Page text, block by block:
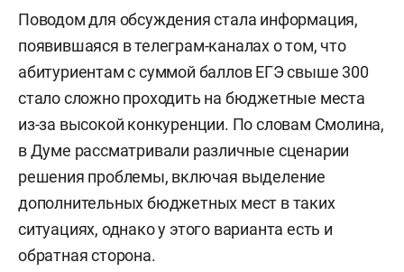
Поводом для обсуждения стала информация,
появившаяся в телеграм-каналах о том, что
абитуриентам с суммой баллов ЕГЭ свыше 300
стало сложно проходить на бюджетные места
из-за высокой конкуренции. По словам Смолина,
в Думе рассматривали различные сценарии
решения проблемы, включая выделение
дополнительных бюджетных мест в таких
ситуациях, однако у этого варианта есть и
обратная сторона.